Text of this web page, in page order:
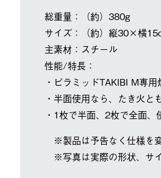
総重量：（約）380g
サイズ：（約）縦30×横
主素材：スチール
性能/特長：
・ピラミッドTAKIBI M専用
・半面使用なら、たき火と
・1枚で半面、2枚で全面、
※製品は予告なく仕様を
※写真は実際の形状、サ